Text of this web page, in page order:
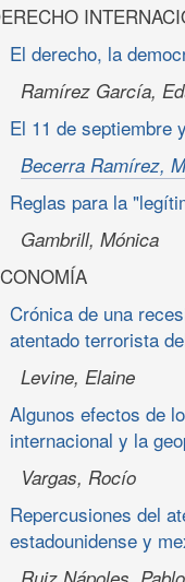
El derecho, la
Ramírez García,
El 11 de septiembre
Becerra Ramírez,
Reglas para la
Gambrill, Mónica
Crónica de una
atentado terrorista
Levine, Elaine
Algunos efectos de
internacional y la
Vargas, Rocío
Repercusiones del
estadounidense y